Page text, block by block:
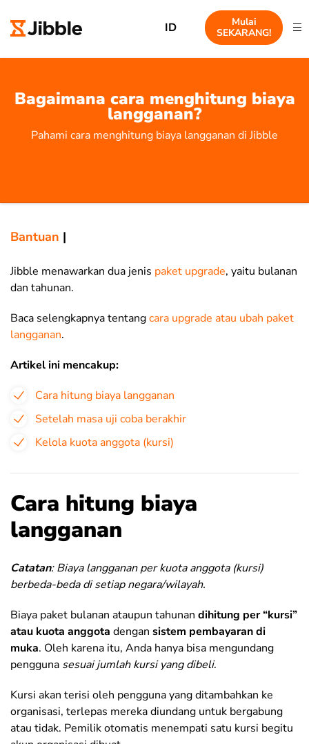
ID
Mulai
SEKARANG!
Bagaimana cara menghitung biaya
langganan?
Pahami cara menghitung biaya langganan di Jibble
Bantuan |
Jibble menawarkan dua jenis paket upgrade, yaitu bulanan
dan tahunan.
Baca selengkapnya tentangcara upgrade atau ubah paket
langganan.
Artikel ini mencakup:
Cara hitung biaya langganan
Setelah masa uji coba berakhir
Kelola kuota anggota (kursi)
Cara hitung biaya
langganan
Catatan: Biaya langganan per kuota anggota (kursi)
berbeda-beda di setiap negara/wilayah.
Biaya paket bulanan ataupun tahunan dihitung per “kursi”
atau kuota anggota dengan sistem pembayaran di
muka. Oleh karena itu, Anda hanya bisa mengundang
pengguna sesuai jumlah kursi yang dibeli.
Kursi akan terisi oleh pengguna yang ditambahkan ke
organisasi, terlepas mereka diundang untuk bergabung
atau tidak. Pemilik otomatis menempati satu kursi begitu